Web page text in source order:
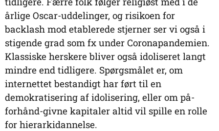
årlige Oscar-uddelinger, og risikoen for
backlash mod etablerede stjerner ser vi også i
stigende grad som fx under Coronapandemien.
Klassiske herskere bliver også idoliseret langt
mindre end tidligere. Spørgsmålet er, om
internettet bestandigt har ført til en
demokratisering af idolisering, eller om på-
forhånd-givne kapitaler altid vil spille en rolle
for hierarkidannelse.